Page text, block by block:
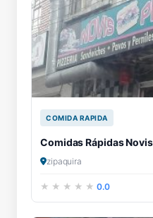
COMIDA RAPIDA
Comidas Rápidas
zipaquira
0.0